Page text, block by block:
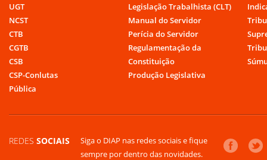
UGT
NCST
CTB
CGTB
CSB
CSP-Conlutas
Pública
Legislação Trabalhista (CLT)
Manual do Servidor
Perícia do Servidor
Regulamentação da
Constituição
Produção Legislativa
REDES SOCIAIS
Siga o DIAP nas redes sociais e fique
sempre por dentro das novidades.